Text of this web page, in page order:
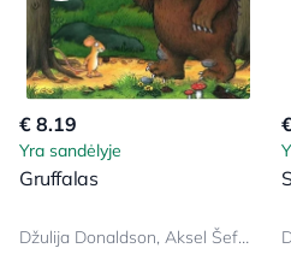
€ 8.19
Yra sandėlyje
Gruffalas
Džulija Donaldson, Aksel Šeffler